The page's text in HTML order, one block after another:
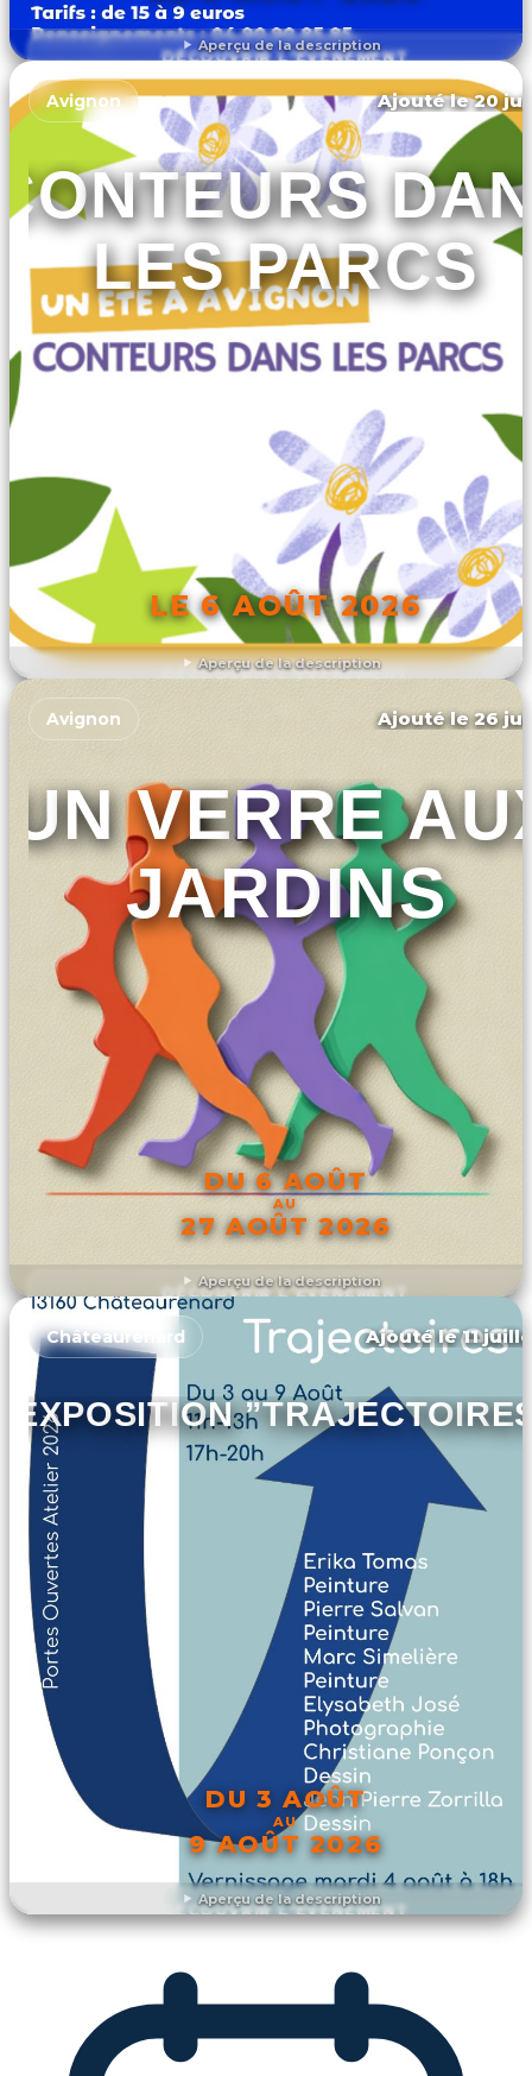
Aperçu de la description
DÉCOUVRIR L'ÉVÉNEMENT
Aperçu de la description
Avignon Ajouté le 20
LES PARCS
LE 6 AOÛT 2026
DÉCOUVRIR L'ÉVÉNEMENT
Aperçu de la description
Avignon Ajouté le 26
UN VERRE
JARDINS
DU 6 AOÛT
AU
27 AOÛT 2026
DÉCOUVRIR L'ÉVÉNEMENT
Aperçu de la description
Châteaurenard Ajouté le 11
EXPOSITION
DU 3 AOÛT
AU
9 AOÛT 2026
DÉCOUVRIR L'ÉVÉNEMENT